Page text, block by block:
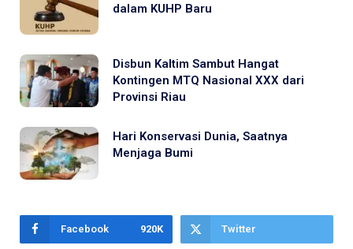
dalam KUHP Baru
Disbun Kaltim Sambut Hangat
Kontingen MTQ Nasional XXX dari
Provinsi Riau
Hari Konservasi Dunia, Saatnya
Menjaga Bumi
Facebook 920K Twitter